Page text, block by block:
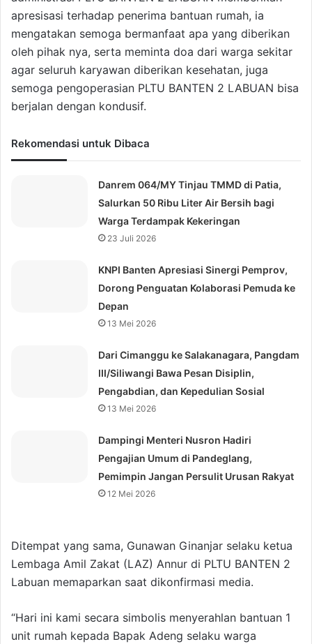
apresisasi terhadap penerima bantuan rumah, ia
mengatakan semoga bermanfaat apa yang diberikan
oleh pihak nya, serta meminta doa dari warga sekitar
agar seluruh karyawan diberikan kesehatan, juga
semoga pengoperasian PLTU BANTEN 2 LABUAN bisa
berjalan dengan kondusif.
Rekomendasi untuk Dibaca
Danrem 064/MY Tinjau TMMD di Patia,
Salurkan 50 Ribu Liter Air Bersih bagi
Warga Terdampak Kekeringan
23 Juli 2026
KNPI Banten Apresiasi Sinergi Pemprov,
Dorong Penguatan Kolaborasi Pemuda ke
Depan
13 Mei 2026
Dari Cimanggu ke Salakanagara, Pangdam
III/Siliwangi Bawa Pesan Disiplin,
Pengabdian, dan Kepedulian Sosial
13 Mei 2026
Dampingi Menteri Nusron Hadiri
Pengajian Umum di Pandeglang,
Pemimpin Jangan Persulit Urusan Rakyat
12 Mei 2026
Ditempat yang sama, Gunawan Ginanjar selaku ketua
Lembaga Amil Zakat (LAZ) Annur di PLTU BANTEN 2
Labuan memaparkan saat dikonfirmasi media.
“Hari ini kami secara simbolis menyerahlan bantuan 1
unit rumah kepada Bapak Adeng selaku warga